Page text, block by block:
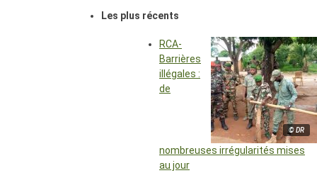
Les plus récents
© DR
RCA-
Barrières
illégales :
de
nombreuses irrégularités mises
au jour